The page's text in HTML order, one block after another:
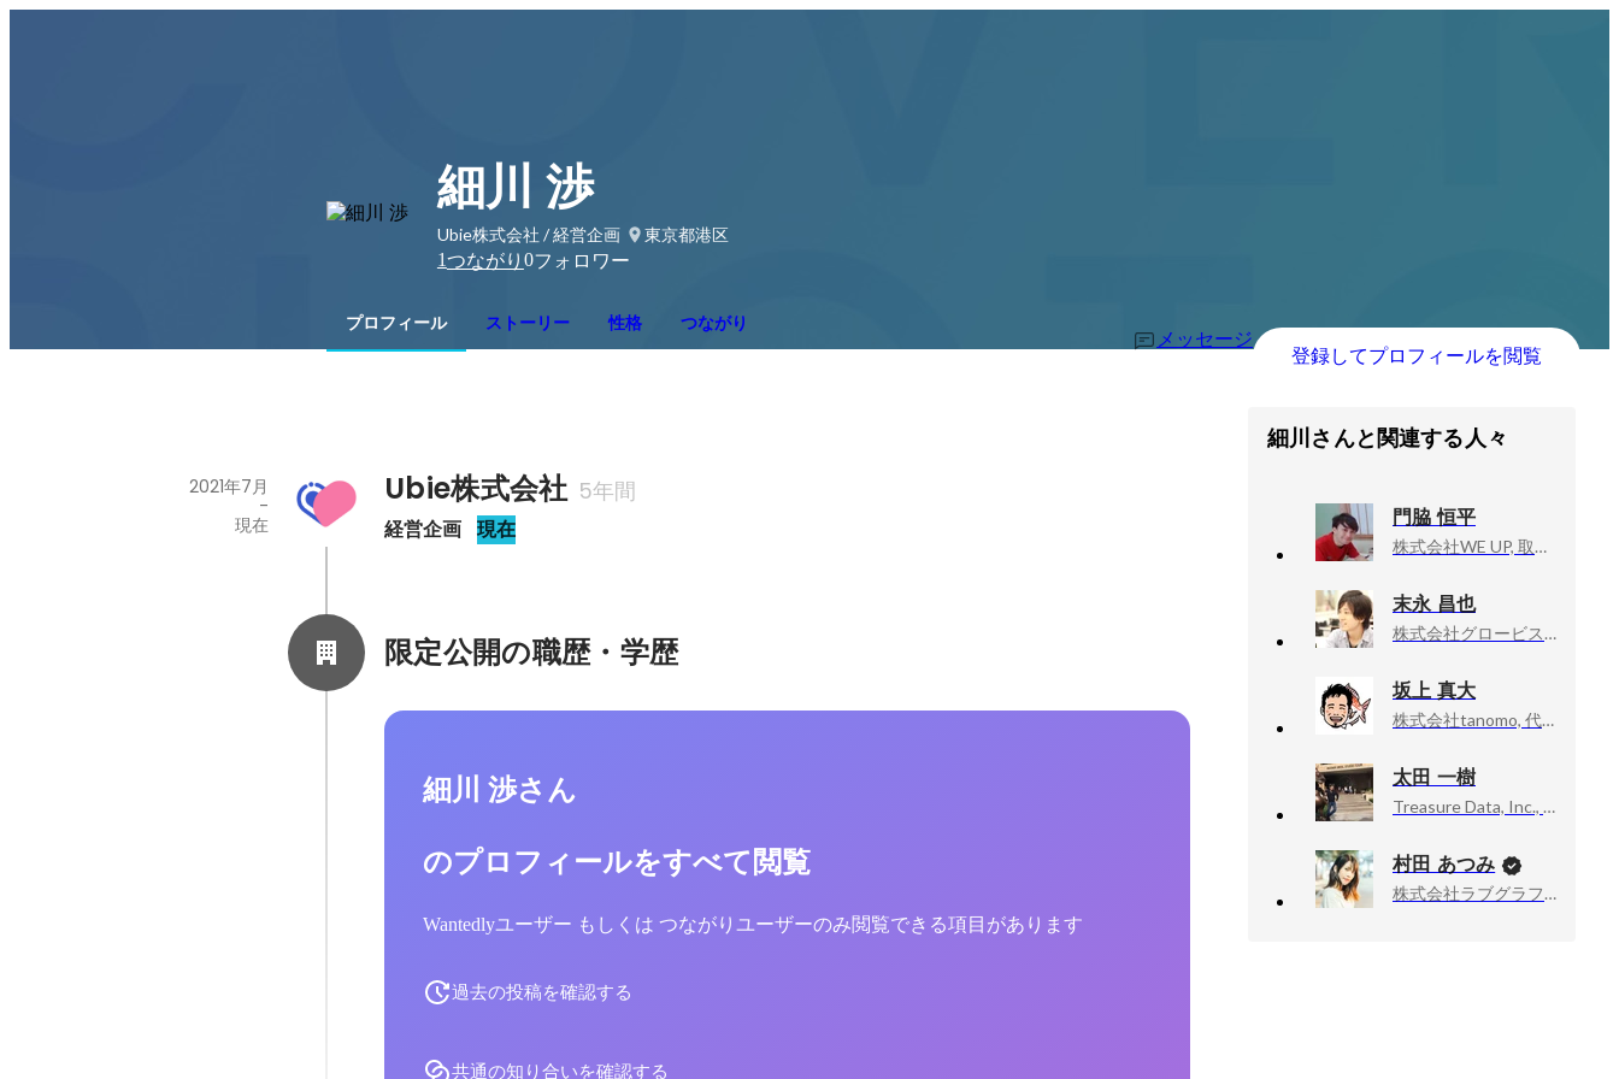
細川 渉
Ubie株式会社 / 経営企画
東京都港区
1つながり 0フォロワー
プロフィール ストーリー 性格 つながり
メッセージ
登録してプロフィールを閲覧
Ubie株式会社 5年間
経営企画 現在
2021年7月
-
現在
限定公開の職歴・学歴
細川 渉さん
のプロフィールをすべて閲覧
Wantedlyユーザー もしくは つながりユーザーのみ閲覧できる項目があります
過去の投稿を確認する
共通の知り合いを確認する
細川さんと関連する人々
門脇 恒平
株式会社WE UP, 取締役 CTO
末永 昌也
株式会社グロービス, Technology Director
坂上 真大
株式会社tanomo, 代表取締役
太田 一樹
Treasure Data, Inc., Founder and CTO
村田 あつみ
株式会社ラブグラフ, Co-founder & CCO